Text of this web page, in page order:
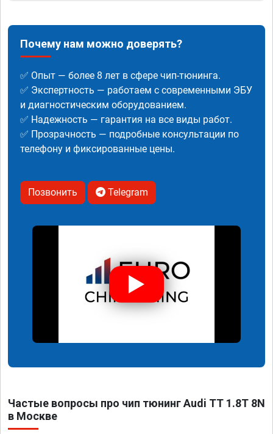
Почему нам можно доверять?
✅ Опыт — более 8 лет в сфере чип-тюнинга.
✅ Экспертность — работаем с современными ЭБУ
и диагностическим оборудованием.
✅ Надежность — гарантия на все виды работ.
✅ Прозрачность — подробные консультации по
телефону и фиксированные цены.
Позвонить Telegram
Частые вопросы про чип тюнинг Audi TT 1.8T 8N
в Москве